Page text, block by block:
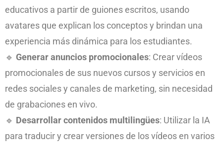
educativos a partir de guiones escritos, usando
avatares que explican los conceptos y brindan una
experiencia más dinámica para los estudiantes.
🔹 Generar anuncios promocionales: Crear vídeos
promocionales de sus nuevos cursos y servicios en
redes sociales y canales de marketing, sin necesidad
de grabaciones en vivo.
🔹 Desarrollar contenidos multilingües: Utilizar la IA
para traducir y crear versiones de los vídeos en varios